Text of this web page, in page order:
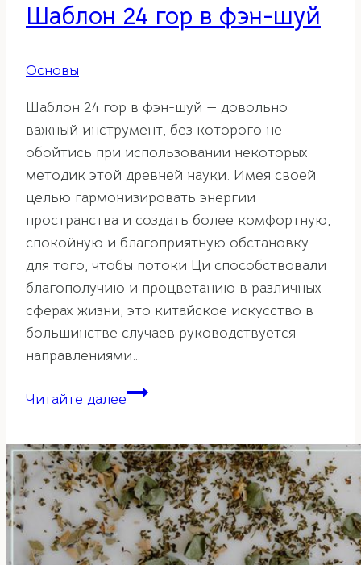
Шаблон 24 гор в фэн-шуй
Основы
Шаблон 24 гор в фэн-шуй — довольно
важный инструмент, без которого не
обойтись при использовании некоторых
методик этой древней науки. Имея своей
целью гармонизировать энергии
пространства и создать более комфортную,
спокойную и благоприятную обстановку
для того, чтобы потоки Ци способствовали
благополучию и процветанию в различных
сферах жизни, это китайское искусство в
большинстве случаев руководствуется
направлениями…
Читайте далееШаблон
в
фэн-
шуй